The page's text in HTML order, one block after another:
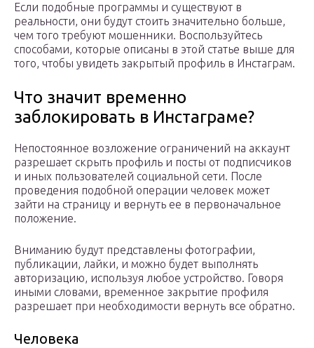
Если подобные программы и существуют в
реальности, они будут стоить значительно больше,
чем того требуют мошенники. Воспользуйтесь
способами, которые описаны в этой статье выше для
того, чтобы увидеть закрытый профиль в Инстаграм.
Что значит временно
заблокировать в Инстаграме?
Непостоянное возложение ограничений на аккаунт
разрешает скрыть профиль и посты от подписчиков
и иных пользователей социальной сети. После
проведения подобной операции человек может
зайти на страницу и вернуть ее в первоначальное
положение.
Вниманию будут представлены фотографии,
публикации, лайки, и можно будет выполнять
авторизацию, используя любое устройство. Говоря
иными словами, временное закрытие профиля
разрешает при необходимости вернуть все обратно.
Человека